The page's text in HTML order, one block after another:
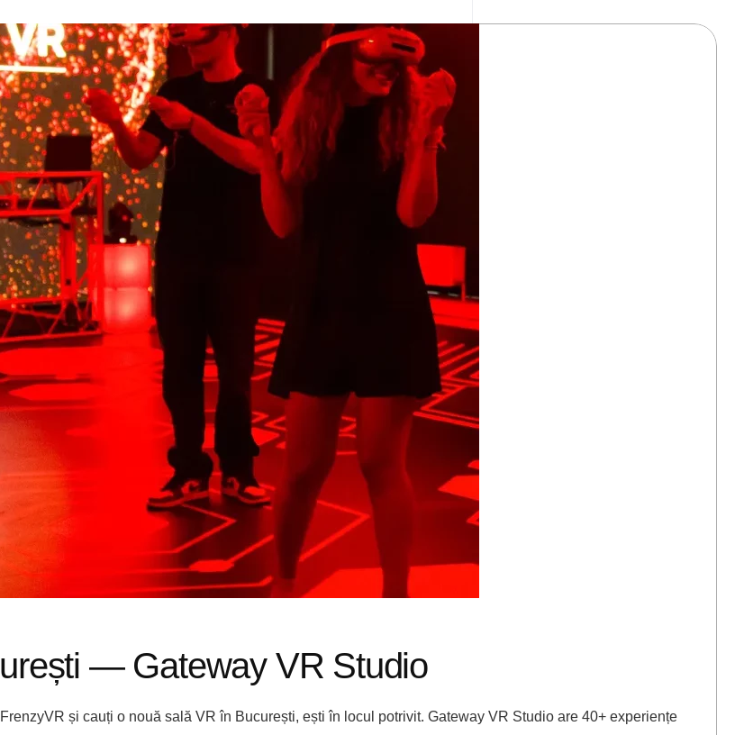
— Gateway VR Studio
și cauți o nouă sală VR în București, ești în locul potrivit. Gateway VR Studio are 40+ experiențe